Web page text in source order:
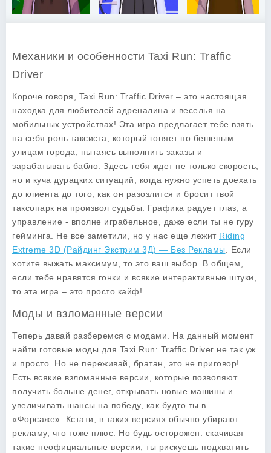
Механики и особенности Taxi Run: Traffic
Driver
Короче говоря, Taxi Run: Traffic Driver – это настоящая
находка для любителей адреналина и веселья на
мобильных устройствах! Эта игра предлагает тебе взять
на себя роль таксиста, который гоняет по бешеным
улицам города, пытаясь выполнить заказы и
зарабатывать бабло. Здесь тебя ждет не только скорость,
но и куча дурацких ситуаций, когда нужно успеть доехать
до клиента до того, как он разозлится и бросит твой
таксопарк на произвол судьбы. Графика радует глаз, а
управление - вполне играбельное, даже если ты не гуру
гейминга. Не все заметили, но у нас еще лежит Riding
Extreme 3D (Райдинг Экстрим 3Д) — Без Рекламы . Если
хотите выжать максимум, то это ваш выбор. В общем,
если тебе нравятся гонки и всякие интерактивные штуки,
то эта игра – это просто кайф!
Моды и взломанные версии
Теперь давай разберемся с модами. На данный момент
найти готовые моды для Taxi Run: Traffic Driver не так уж
и просто. Но не переживай, братан, это не приговор!
Есть всякие взломанные версии, которые позволяют
получить больше денег, открывать новые машины и
увеличивать шансы на победу, как будто ты в
«Форсаже». Кстати, в таких версиях обычно убирают
рекламу, что тоже плюс. Но будь осторожен: скачивая
такие неофициальные версии, ты рискуешь подхватить